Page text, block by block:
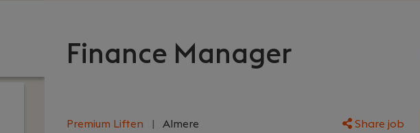
Finance Manager
Premium Liften Almere Share job